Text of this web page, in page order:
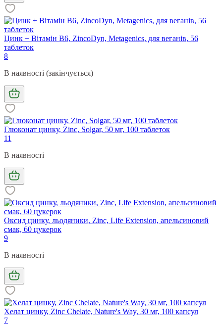
Цинк + Вітамін В6, ZincoDyn, Metagenics, для веганів, 56
таблеток
8
В наявності (закінчується)
Глюконат цинку, Zinc, Solgar, 50 мг, 100 таблеток
11
В наявності
Оксид цинку, льодяники, Zinc, Life Extension, апельсиновий
смак, 60 цукерок
9
В наявності
Хелат цинку, Zinc Chelate, Nature's Way, 30 мг, 100 капсул
7